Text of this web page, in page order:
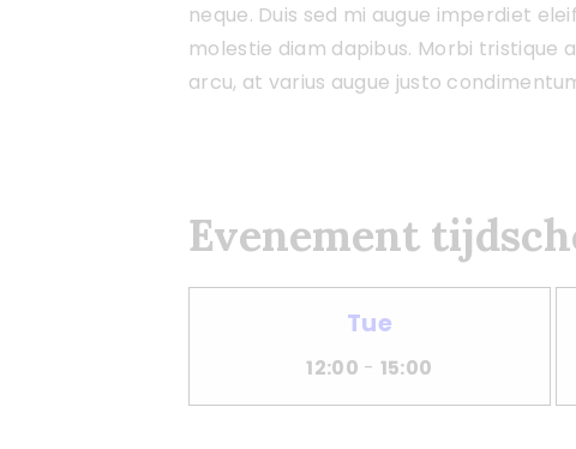
neque. Duis sed mi augue imperdiet
molestie diam dapibus. Morbi
arcu, at varius augue justo
Evenement
Tue
12:00 - 15:00